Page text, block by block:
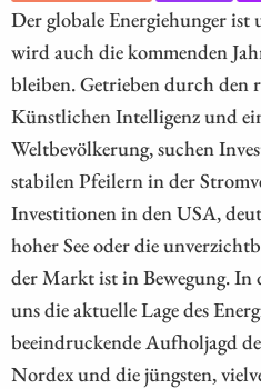
Der globale Energiehunger
wird auch die kommenden
bleiben. Getrieben durch den
Künstlichen Intelligenz und
Weltbevölkerung, suchen
stabilen Pfeilern in der
Investitionen in den USA,
hoher See oder die
der Markt ist in Bewegung. In
uns die aktuelle Lage des
beeindruckende Aufholjagd
Nordex und die jüngsten,